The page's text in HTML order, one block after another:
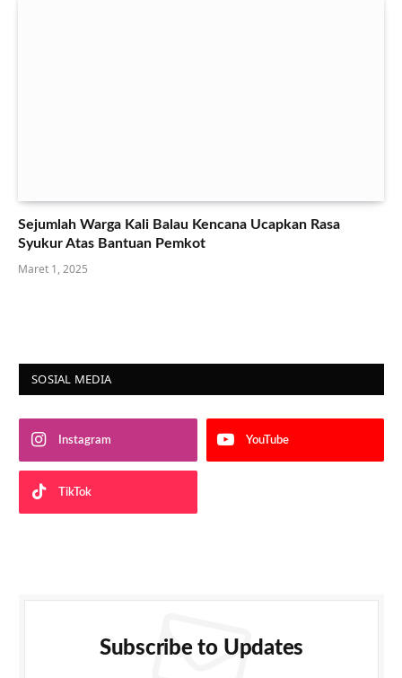
Sejumlah Warga Kali Balau Kencana Ucapkan Rasa
Syukur Atas Bantuan Pemkot
Maret 1, 2025
SOSIAL MEDIA
Instagram YouTube
TikTok
Subscribe to Updates